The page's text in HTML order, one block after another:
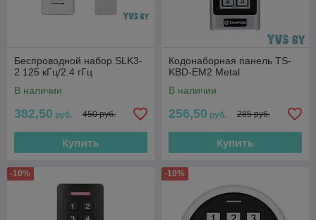
Беспроводной набор SLK3-
2 125 кГц/2.4 гГц
В наличии
382,50 руб. 450 руб.
Купить
Кодонаборная панель TS-
KBD-EM2 Metal
В наличии
256,50 руб. 285 руб.
Купить
-10% -10%